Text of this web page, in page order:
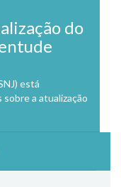
do
está
a atualização